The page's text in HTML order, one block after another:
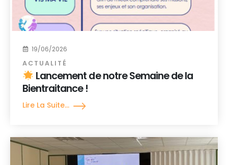
19/06/2026
ACTUALITÉ
Lancement de notre Semaine de la
Bientraitance !
Lire La Suite...